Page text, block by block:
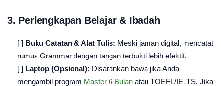
3. Perlengkapan Belajar & Ibadah
[ ] Buku Catatan & Alat Tulis: Meski jaman digital, mencatat
rumus Grammar dengan tangan terbukti lebih efektif.
[ ] Laptop (Opsional): Disarankan bawa jika Anda
mengambil program Master 6 Bulan atau TOEFL/IELTS. Jika